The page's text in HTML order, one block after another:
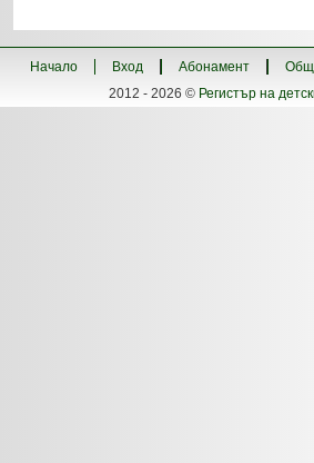
Начало Вход Абонамент
2012 - 2026 © Регистър на